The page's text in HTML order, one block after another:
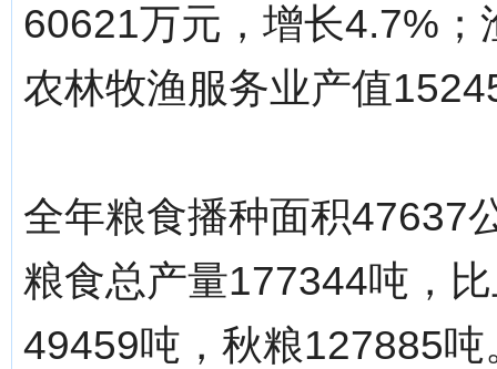
60621万元，增长4.7%
农林牧渔服务业产值
全年粮食播种面积47637
粮食总产量177344吨，
49459吨，秋粮127885